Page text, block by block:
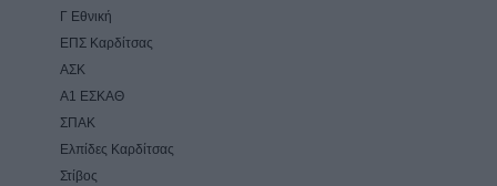
Γ Εθνική
ΕΠΣ Καρδίτσας
ΑΣΚ
Α1 ΕΣΚΑΘ
ΣΠΑΚ
Ελπίδες Καρδίτσας
Στίβος